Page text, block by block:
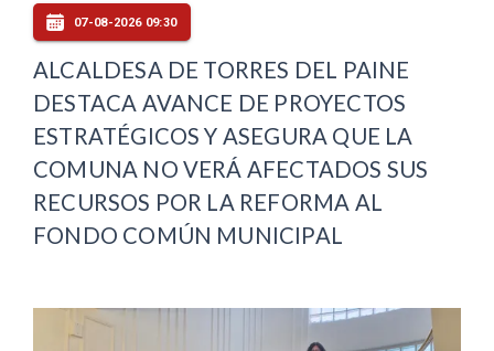
07-08-2026 09:30
ALCALDESA DE TORRES DEL PAINE
DESTACA AVANCE DE PROYECTOS
ESTRATÉGICOS Y ASEGURA QUE LA
COMUNA NO VERÁ AFECTADOS SUS
RECURSOS POR LA REFORMA AL
FONDO COMÚN MUNICIPAL